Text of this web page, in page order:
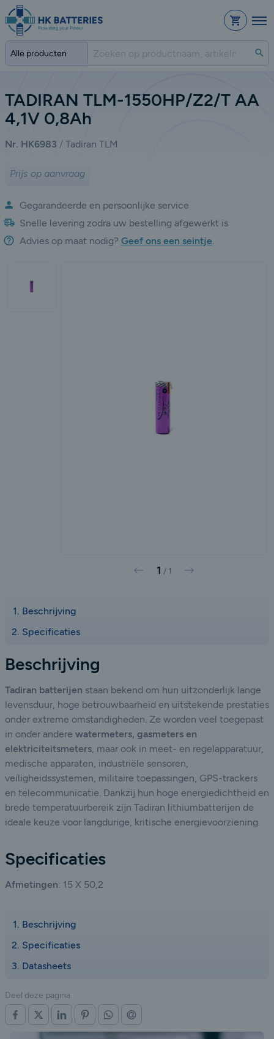
TADIRAN TLM-1550HP/Z2/T AA
4,1V 0,8Ah
Nr. HK6983 Tadiran TLM
Prijs op aanvraag
Gegarandeerde en persoonlijke service
Snelle levering zodra uw bestelling afgewerkt is
Advies op maat nodig? Geef ons een seintje.
Vorige
1 / 1 Volgende
Beschrijving
Specificaties
Beschrijving
Tadiran batterijen staan bekend om hun uitzonderlijk lange
levensduur, hoge betrouwbaarheid en uitstekende prestaties
onder extreme omstandigheden. Ze worden veel toegepast
in onder andere watermeters, gasmeters en
elektriciteitsmeters, maar ook in meet- en regelapparatuur,
medische apparaten, industriële sensoren,
veiligheidssystemen, militaire toepassingen, GPS-trackers
en telecommunicatie. Dankzij hun hoge energiedichtheid en
brede temperatuurbereik zijn Tadiran lithiumbatterijen de
ideale keuze voor langdurige, kritische energievoorziening.
Specificaties
Afmetingen: 15 X 50,2
Beschrijving
Specificaties
Datasheets
Deel deze pagina
OP FACEBOOK
OP X (TWITTER)
OP LINKEDINOP PINTERESTOP WHATSAPP